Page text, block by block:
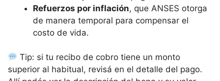
Refuerzos por inflación, que ANSES otorga
de manera temporal para compensar el
costo de vida.
Tip: si tu recibo de cobro tiene un monto
superior al habitual, revisá en el detalle del pago.